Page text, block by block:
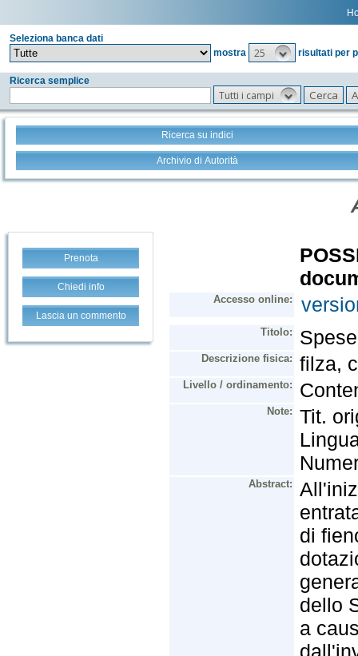
Seleziona banca dati
mostra
25 risultati per
Ricerca semplice
Tutti i campi
Ricerca su indici
Archivio di Autorità
Prenota
Chiedi info
Lascia un commento